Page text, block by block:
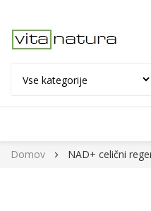
Preskoči
Domov NAD+ celični